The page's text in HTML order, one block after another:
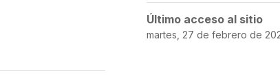
Último acceso al sitio
martes, 27 de febrero de